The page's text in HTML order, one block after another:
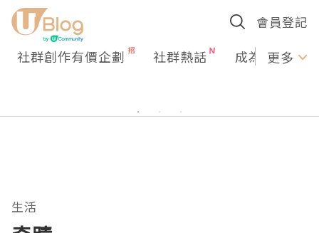
會員登記
社群創作有價企劃 社群熱話 成為U更多
生活